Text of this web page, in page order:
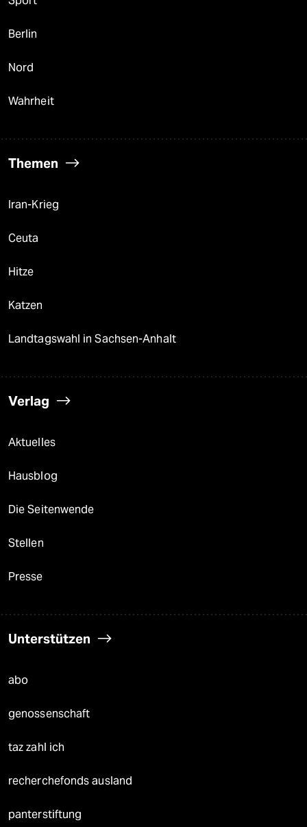
Berlin
Nord
Wahrheit
Themen
Iran-Krieg
Ceuta
Hitze
Katzen
Landtagswahl in Sachsen-Anhalt
Verlag
Aktuelles
Hausblog
Die Seitenwende
Stellen
Presse
Unterstützen
abo
genossenschaft
taz zahl ich
recherchefonds ausland
panterstiftung